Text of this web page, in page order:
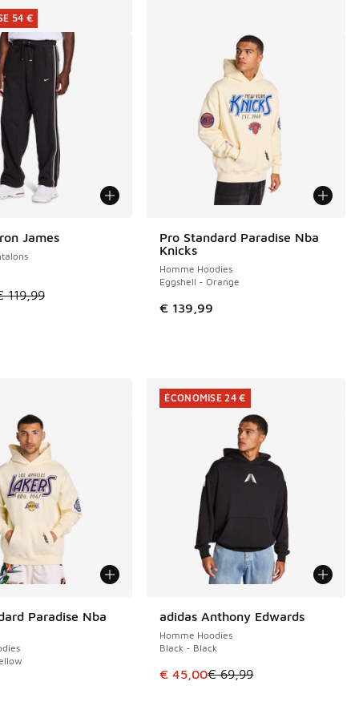
€ 89,99 à € 45,00
James
est en promotion. Prix en baisse de € 119,99 à € 65,00
119,99
54 €
54 €
Pro Standard Paradise Nba
Knicks
Homme Hoodies
Eggshell - Orange
€ 139,99
Paradise Nba
adidas Anthony Edwards
Homme Hoodies
Black - Black
Cet article est en promotion.
€ 45,00€ 69,99
ÉCONOMISE 24 €
ÉCONOMISE 24 €